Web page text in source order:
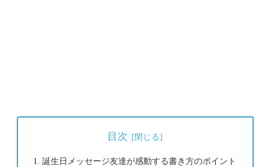
目次
誕生日メッセージ友達が感動する書き方のポイント